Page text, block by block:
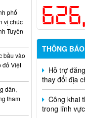
THÔNG BÁO
hoặc khám
năm một lần
thành phố
Hỗ trợ
thay đổi địa
Công khai
trong lĩnh
phố
vị chúc
Tuyên
bầu vào
đỏ Việt
dân,
tham